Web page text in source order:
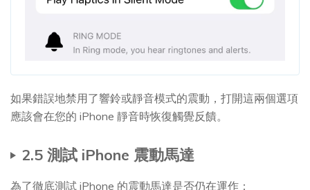
如果錯誤地禁用了響鈴或靜音模式的震動，打開這兩個選項
應該會在您的 iPhone 靜音時恢復觸覺反饋。
2.5 測試 iPhone 震動馬達
為了徹底測試 iPhone 的震動馬達是否仍在運作：